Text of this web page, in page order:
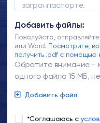
Добавить файлы:
Пожалуйста,
или Word. Посмотрите,
получить .pdf с
Обратите внимание -
одного файла 15 МБ,
Добавить файл
*Соглашаюсь с